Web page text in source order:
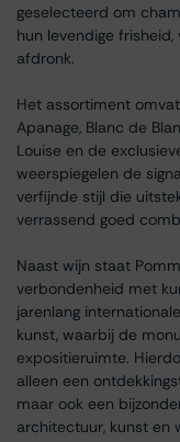
geselecteerd om
hun levendige
afdronk.
Het assortiment
Apanage, Blanc de
Louise en de
weerspiegelen de
verfijnde stijl die
verrassend goed
Naast wijn staat
verbondenheid met
jarenlang
kunst, waarbij de
expositieruimte.
alleen een
maar ook een
architectuur, kunst en